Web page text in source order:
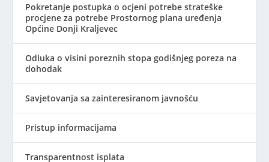
Pokretanje postupka o ocjeni potrebe strateške
procjene za potrebe Prostornog plana uređenja
Općine Donji Kraljevec
Odluka o visini poreznih stopa godišnjeg poreza na
dohodak
Savjetovanja sa zainteresiranom javnošću
Pristup informacijama
Transparentnost isplata